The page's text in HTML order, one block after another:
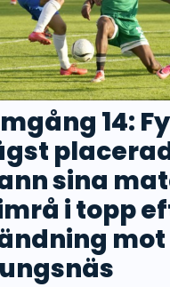
14:
sina
i topp
mot